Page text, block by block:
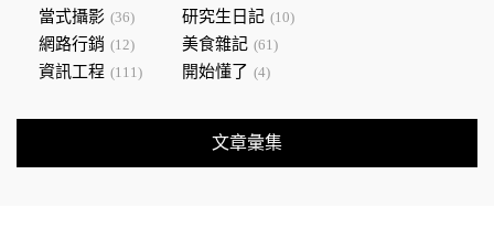
當式攝影 (36) 研究生日記 (10)
網路行銷 (12) 美食雜記 (61)
資訊工程 (111) 開始懂了 (4)
文章彙集